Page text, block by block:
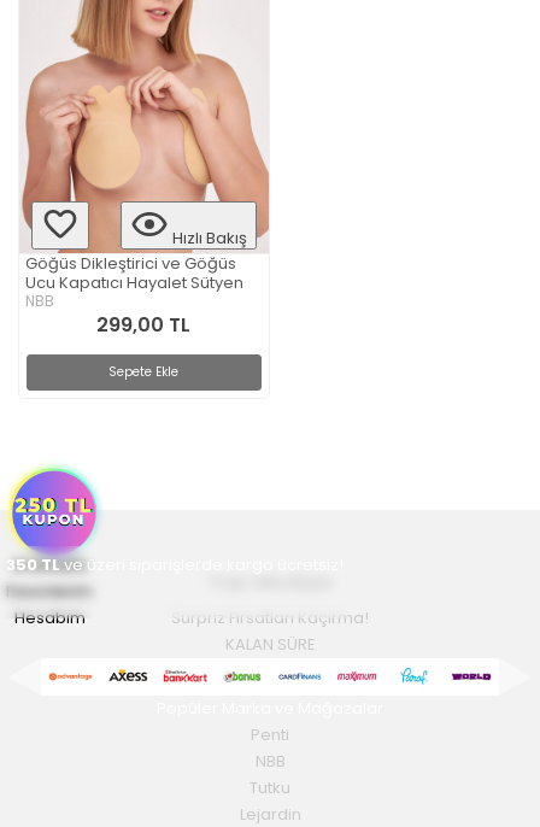
Hızlı Bakış
Göğüs Dikleştirici ve Göğüs
Ucu Kapatıcı Hayalet Sütyen
NBB
299,00 TL
Sepete Ekle
350 TLve üzeri siparişlerde kargo ücretsiz!
Anasayfa
Favorilerim
Hesabım
Yaz Modası
Sürpriz Fırsatları Kaçırma!
KALAN SÜRE
Penti
NBB
Tutku
Lejardin